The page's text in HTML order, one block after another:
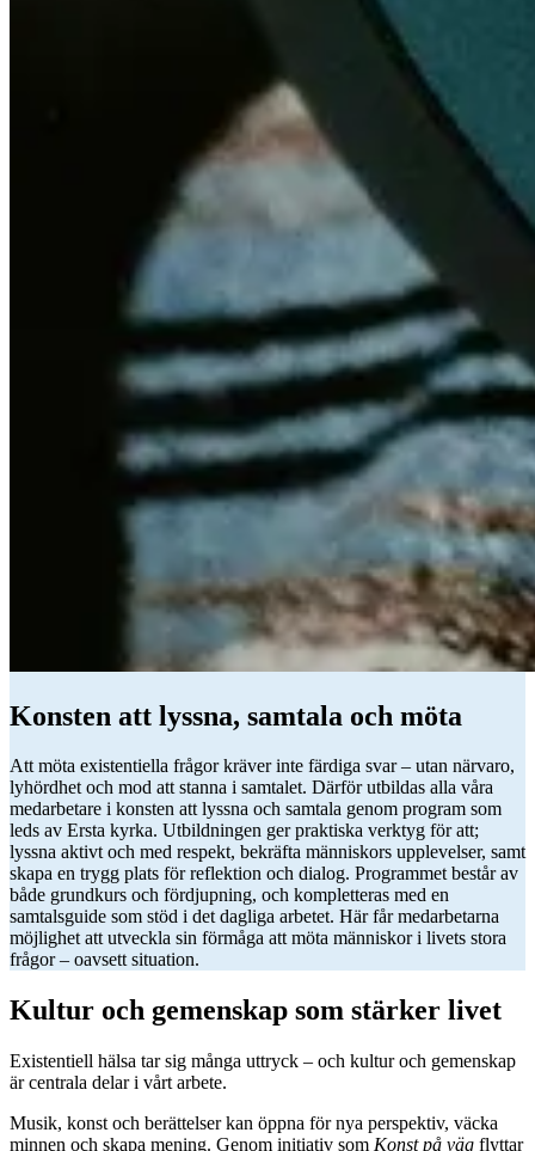
Konsten att lyssna, samtala och möta
Att möta existentiella frågor kräver inte färdiga svar – utan närvaro,
lyhördhet och mod att stanna i samtalet. Därför utbildas alla våra
medarbetare i konsten att lyssna och samtala genom program som
leds av Ersta kyrka. Utbildningen ger praktiska verktyg för att;
lyssna aktivt och med respekt, bekräfta människors upplevelser, samt
skapa en trygg plats för reflektion och dialog. Programmet består av
både grundkurs och fördjupning, och kompletteras med en
samtalsguide som stöd i det dagliga arbetet. Här får medarbetarna
möjlighet att utveckla sin förmåga att möta människor i livets stora
frågor – oavsett situation.
Kultur och gemenskap som stärker livet
Existentiell hälsa tar sig många uttryck – och kultur och gemenskap
är centrala delar i vårt arbete.
Musik, konst och berättelser kan öppna för nya perspektiv, väcka
minnen och skapa mening. Genom initiativ som Konst på väg flyttar